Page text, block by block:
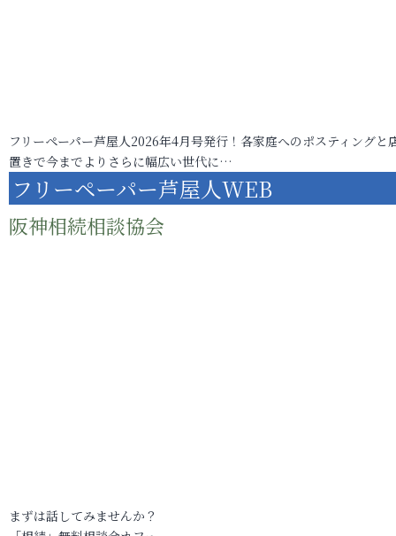
フリーペーパー芦屋人2026年4月号発行！各家庭へのポスティングと
置きで今までよりさらに幅広い世代に…
フリーペーパー芦屋人WEB
阪神相続相談協会
まずは話してみませんか？